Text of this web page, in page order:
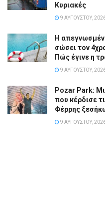
Κυριακές
9 ΑΥΓΟΎΣΤΟΥ,
Η
σώσει τον
Πώς έγινε η
9 ΑΥΓΟΎΣΤΟΥ,
Pozar Park:
που κέρδισε
Φέρρης
9 ΑΥΓΟΎΣΤΟΥ,